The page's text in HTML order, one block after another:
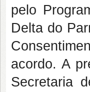
pelo
Delta do
acordo. A
Secretaria